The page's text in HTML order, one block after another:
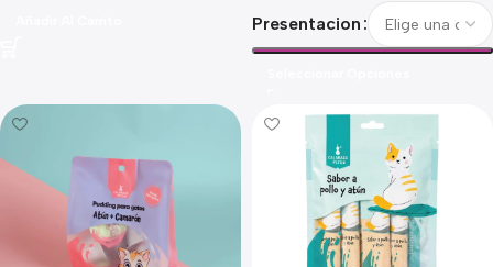
Presentacion